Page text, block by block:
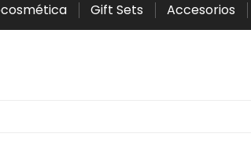
Gift Sets Accesorios